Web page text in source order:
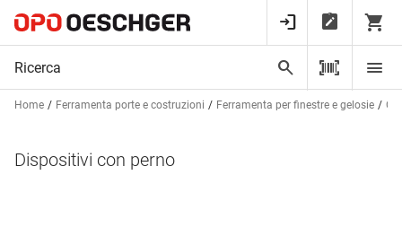
Home Ferramenta porte e costruzioni Ferramenta per finestre e gelosie
Dispositivi con perno